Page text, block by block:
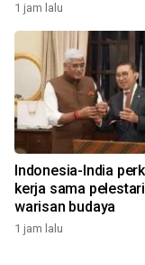
1 jam lalu
Indonesia-India
kerja sama
warisan budaya
1 jam lalu